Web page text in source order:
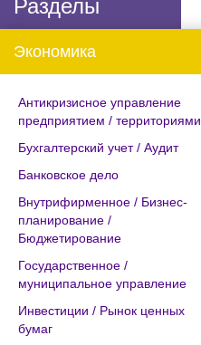
Разделы
Экономика
Антикризисное управление
предприятием / территориями
Бухгалтерский учет / Аудит
Банковское дело
Внутрифирменное / Бизнес-
планирование /
Бюджетирование
Государственное /
муниципальное управление
Инвестиции / Рынок ценных
бумаг